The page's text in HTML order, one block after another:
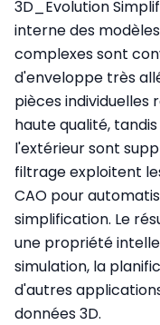
3D_Evolution
interne des
complexes sont
d'enveloppe très
pièces individuelles
haute qualité,
l'extérieur sont
filtrage exploitent
CAO pour
simplification. Le
une propriété
simulation, la
d'autres
données 3D.